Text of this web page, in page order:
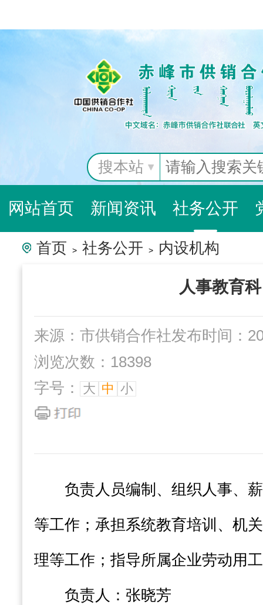
搜本站
网站首页 新闻资讯 社务公开
互动交流
首页 > 社务公开 > 内设机构
人事教育科
来源：市供销合作社发布时间：
浏览次数：18398
字号：
大 中 小
负责人员编制、组织人事、
等工作；承担系统教育培训、机
理等工作；指导所属企业劳动用
负责人：张晓芳